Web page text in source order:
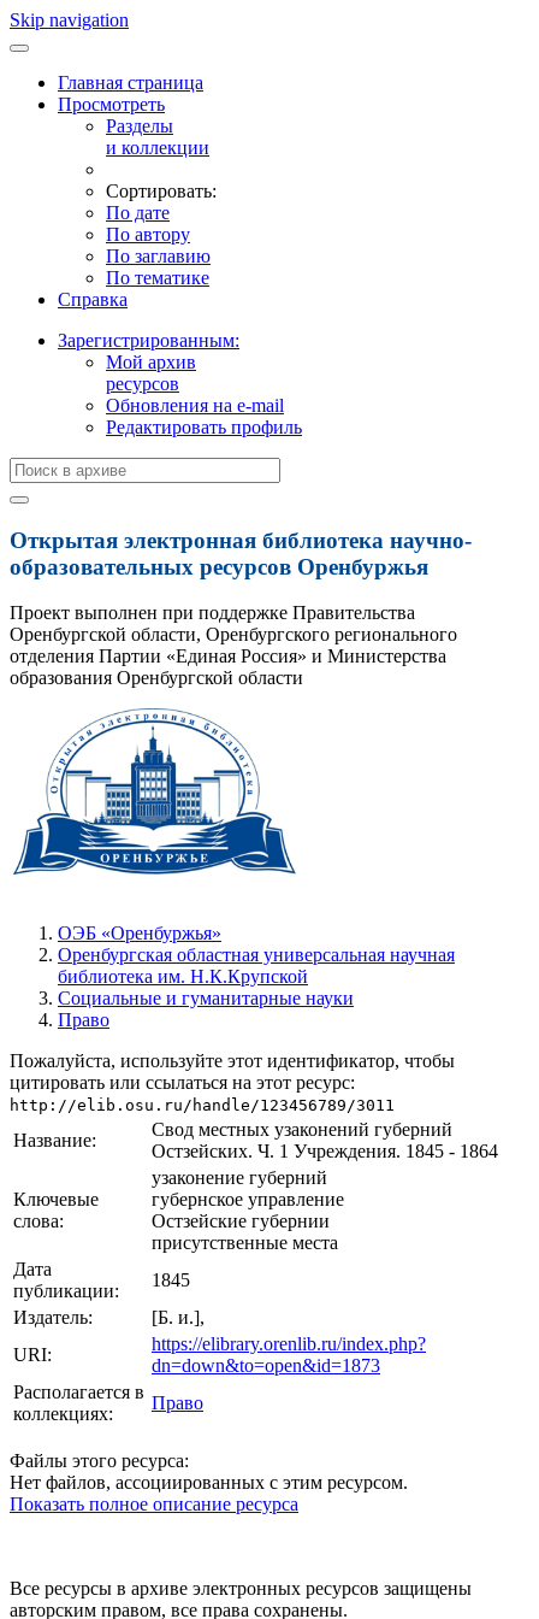
Skip navigation
Главная страница
Просмотреть
Разделы
и коллекции
Сортировать:
По дате
По автору
По заглавию
По тематике
Справка
Зарегистрированным:
Мой архив
ресурсов
Обновления на e-mail
Редактировать профиль
Открытая электронная библиотека научно-
образовательных ресурсов Оренбуржья
Проект выполнен при поддержке Правительства
Оренбургской области, Оренбургского регионального
отделения Партии «Единая Россия» и Министерства
образования Оренбургской области
ОЭБ «Оренбуржья»
Оренбургская областная универсальная научная
библиотека им. Н.К.Крупской
Социальные и гуманитарные науки
Право
Пожалуйста, используйте этот идентификатор, чтобы
цитировать или ссылаться на этот ресурс:
http://elib.osu.ru/handle/123456789/3011
Название:
Свод местных узаконений губерний
Остзейских. Ч. 1 Учреждения. 1845 - 1864
Ключевые
слова:
узаконение губерний
губернское управление
Остзейские губернии
присутственные места
Дата
публикации:
1845
Издатель:
[Б. и.],
URI:
https://elibrary.orenlib.ru/index.php?
dn=down&to=open&id=1873
Располагается в
коллекциях:
Право
Файлы этого ресурса:
Нет файлов, ассоциированных с этим ресурсом.
Показать полное описание ресурса
Все ресурсы в архиве электронных ресурсов защищены
авторским правом, все права сохранены.